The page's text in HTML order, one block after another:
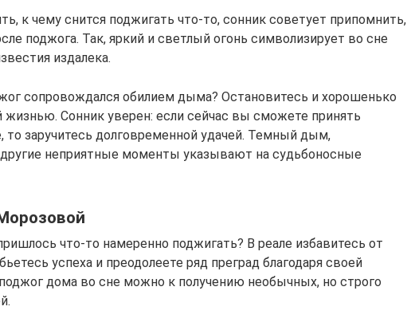
к чему снится поджигать что-то, сонник советует припомнить,
поджога. Так, яркий и светлый огонь символизирует во сне
издалека.
сопровождался обилием дыма? Остановитесь и хорошенько
жизнью. Сонник уверен: если сейчас вы сможете принять
то заручитесь долговременной удачей. Темный дым,
неприятные моменты указывают на судьбоносные
что-то намеренно поджигать? В реале избавитесь от
успеха и преодолеете ряд преград благодаря своей
дома во сне можно к получению необычных, но строго